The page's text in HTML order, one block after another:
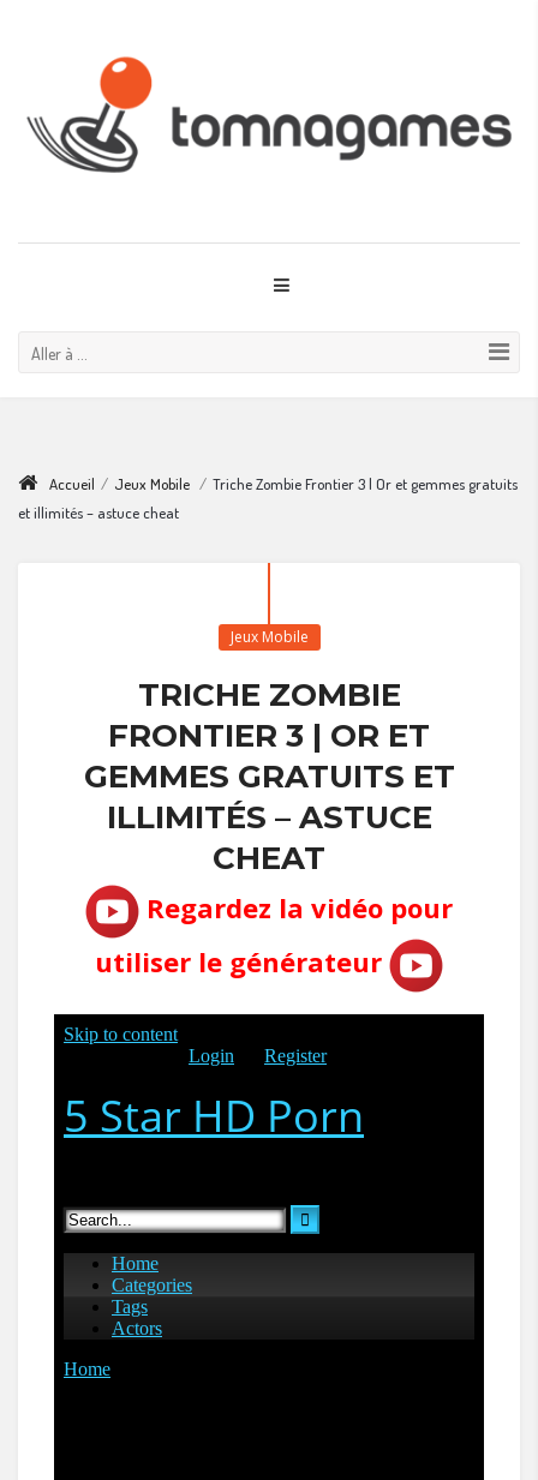
Aller à ...
Accueil / Jeux Mobile / Triche Zombie Frontier 3 | Or et gemmes gratuits
et illimités – astuce cheat
Jeux Mobile
TRICHE ZOMBIE
FRONTIER 3 | OR ET
GEMMES GRATUITS ET
ILLIMITÉS – ASTUCE
CHEAT
Regardez la vidéo pour
utiliser le générateur